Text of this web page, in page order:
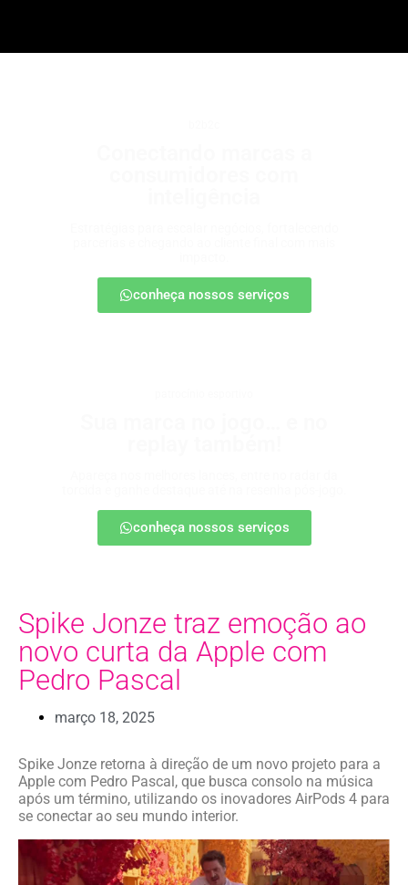
conheça nossos serviços
conheça nossos serviços
Spike Jonze traz emoção ao
novo curta da Apple com
Pedro Pascal
março 18, 2025
Spike Jonze retorna à direção de um novo projeto para a
Apple com Pedro Pascal, que busca consolo na música
após um término, utilizando os inovadores AirPods 4 para
se conectar ao seu mundo interior.